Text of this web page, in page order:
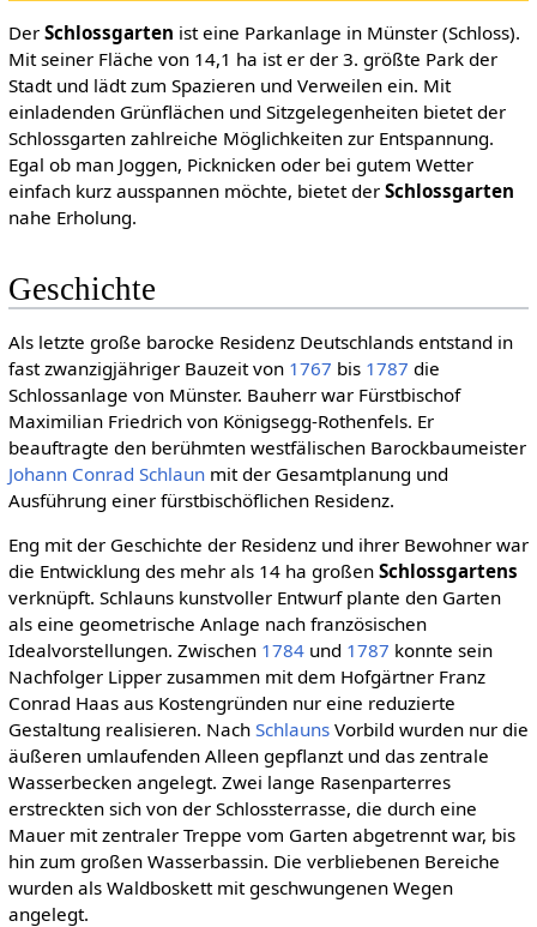
Der Schlossgarten ist eine Parkanlage in Münster (Schloss).
Mit seiner Fläche von 14,1 ha ist er der 3. größte Park der
Stadt und lädt zum Spazieren und Verweilen ein. Mit
einladenden Grünflächen und Sitzgelegenheiten bietet der
Schlossgarten zahlreiche Möglichkeiten zur Entspannung.
Egal ob man Joggen, Picknicken oder bei gutem Wetter
einfach kurz ausspannen möchte, bietet der Schlossgarten
nahe Erholung.
Geschichte
Als letzte große barocke Residenz Deutschlands entstand in
fast zwanzigjähriger Bauzeit von 1767 bis 1787 die
Schlossanlage von Münster. Bauherr war Fürstbischof
Maximilian Friedrich von Königsegg-Rothenfels. Er
beauftragte den berühmten westfälischen Barockbaumeister
Johann Conrad Schlaunmit der Gesamtplanung und
Ausführung einer fürstbischöflichen Residenz.
Eng mit der Geschichte der Residenz und ihrer Bewohner war
die Entwicklung des mehr als 14 ha großen Schlossgartens
verknüpft. Schlauns kunstvoller Entwurf plante den Garten
als eine geometrische Anlage nach französischen
Idealvorstellungen. Zwischen 1784und 1787 konnte sein
Nachfolger Lipper zusammen mit dem Hofgärtner Franz
Conrad Haas aus Kostengründen nur eine reduzierte
Gestaltung realisieren. Nach SchlaunsVorbild wurden nur die
äußeren umlaufenden Alleen gepflanzt und das zentrale
Wasserbecken angelegt. Zwei lange Rasenparterres
erstreckten sich von der Schlossterrasse, die durch eine
Mauer mit zentraler Treppe vom Garten abgetrennt war, bis
hin zum großen Wasserbassin. Die verbliebenen Bereiche
wurden als Waldboskett mit geschwungenen Wegen
angelegt.